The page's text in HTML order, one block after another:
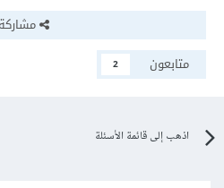
مشاركة
متابعون
2
اذهب إلى قائمة الأسئلة